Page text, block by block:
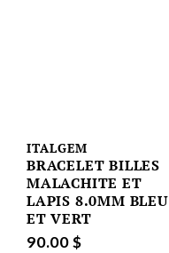
ITALGEM
BRACELET BILLES
MALACHITE ET
LAPIS 8.0MM BLEU
ET VERT
90.00 $